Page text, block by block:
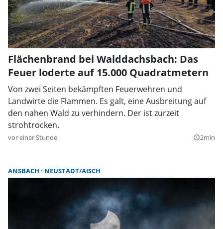
Flächenbrand bei Walddachsbach: Das
Feuer loderte auf 15.000 Quadratmetern
Von zwei Seiten bekämpften Feuerwehren und
Landwirte die Flammen. Es galt, eine Ausbreitung auf
den nahen Wald zu verhindern. Der ist zurzeit
strohtrocken.
vor einer Stunde query_builder2min
ANSBACH NEUSTADT/AISCH